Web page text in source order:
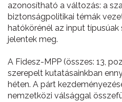
azonosítható a változás: a
biztonságpolitikai témák
hatókörénél az input
jelentek meg.
A Fidesz-MPP (összes: 13,
szerepelt kutatásainkban
héten. A párt
nemzetközi válsággal